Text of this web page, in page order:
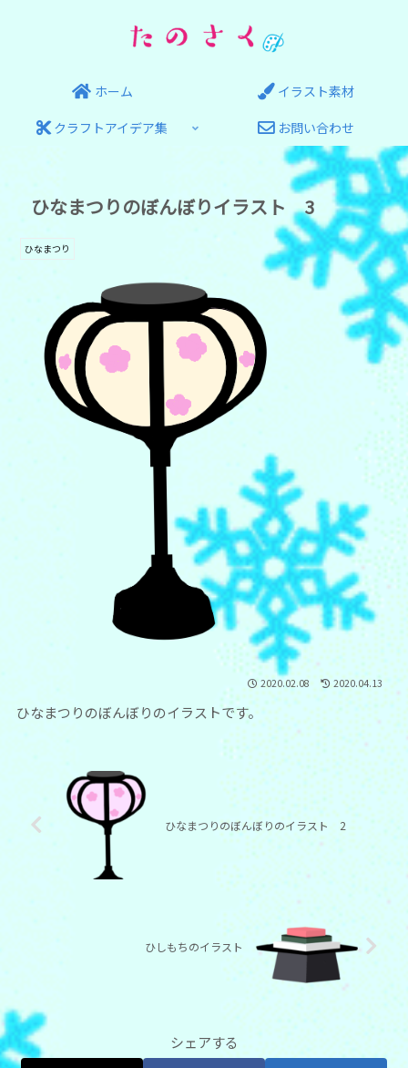
ホーム
イラスト素材
クラフトアイデア集
お問い合わせ
ひなまつりのぼんぼりイラスト 3
ひなまつり
2020.02.08 2020.04.13
ひなまつりのぼんぼりのイラストです。
ひなまつりのぼんぼりのイラスト 2
ひしもちのイラスト
シェアする